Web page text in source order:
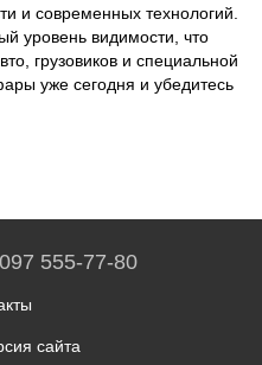
и современных технологий.
уровень видимости, что
грузовиков и специальной
уже сегодня и убедитесь
097 555-77-80
сайта